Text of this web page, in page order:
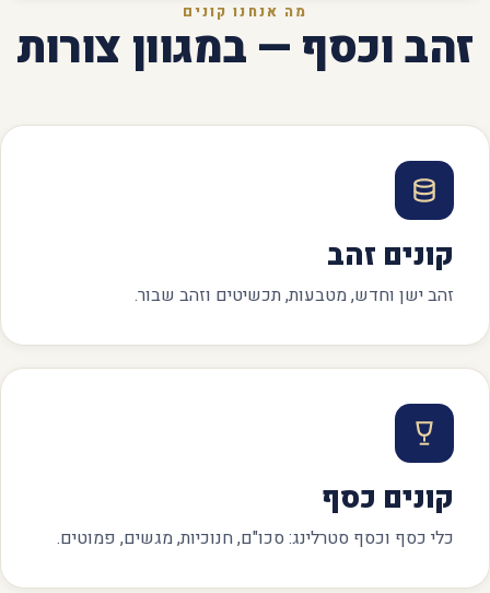
מה אנחנו קונים
זהב וכסף — במגוון צורות
קונים זהב
זהב ישן וחדש, מטבעות, תכשיטים וזהב שבור.
קונים כסף
כלי כסף וכסף סטרלינג: סכו"ם, חנוכיות, מגשים, פמוטים.